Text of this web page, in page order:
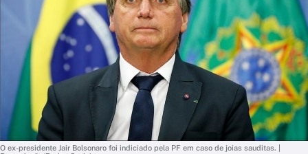
O ex-presidente Jair Bolsonaro foi indiciado pela PF em caso de joias sauditas. |